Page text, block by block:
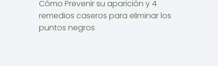
Cómo Prevenir su aparición y 4
remedios caseros para eliminar los
puntos negros